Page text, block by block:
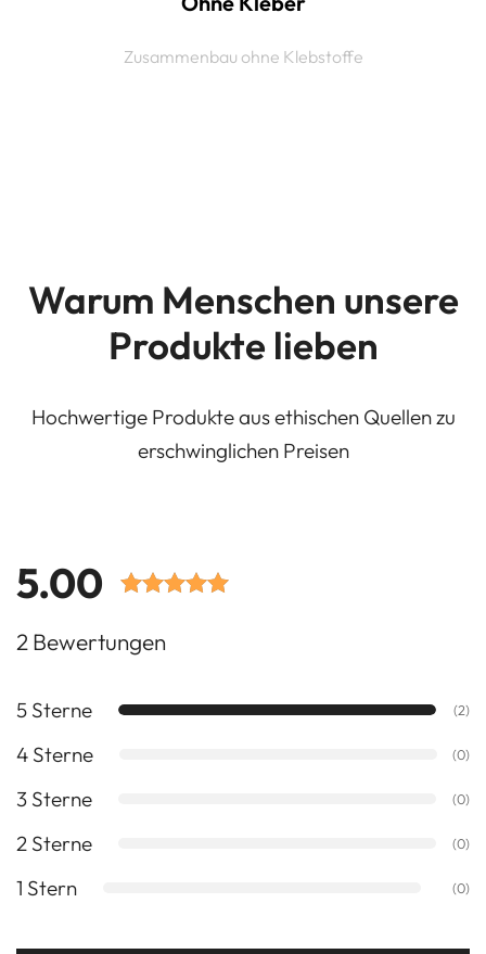
Zusammenbau ohne Klebstoffe
Warum Menschen unsere
Produkte lieben
Hochwertige Produkte aus ethischen Quellen zu
erschwinglichen Preisen
5.00
5.00 von 5
basierend
2 Bewertungen
5 Sterne (2)
4 Sterne (0)
3 Sterne (0)
2 Sterne (0)
1 Stern (0)